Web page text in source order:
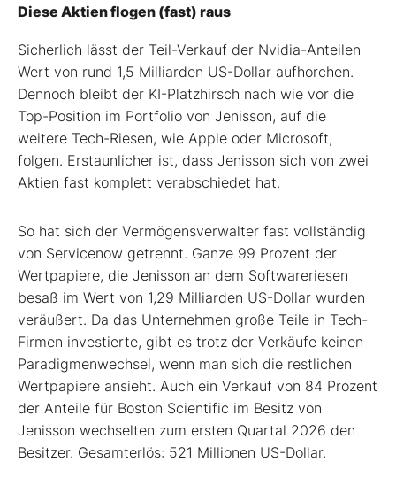
Diese Aktien flogen (fast) raus
Sicherlich lässt der Teil-Verkauf der Nvidia-Anteilen
Wert von rund 1,5 Milliarden US-Dollar aufhorchen.
Dennoch bleibt der KI-Platzhirsch nach wie vor die
Top-Position im Portfolio von Jenisson, auf die
weitere Tech-Riesen, wie Apple oder Microsoft,
folgen. Erstaunlicher ist, dass Jenisson sich von zwei
Aktien fast komplett verabschiedet hat.
So hat sich der Vermögensverwalter fast vollständig
von Servicenow getrennt. Ganze 99 Prozent der
Wertpapiere, die Jenisson an dem Softwareriesen
besaß im Wert von 1,29 Milliarden US-Dollar wurden
veräußert. Da das Unternehmen große Teile in Tech-
Firmen investierte, gibt es trotz der Verkäufe keinen
Paradigmenwechsel, wenn man sich die restlichen
Wertpapiere ansieht. Auch ein Verkauf von 84 Prozent
der Anteile für Boston Scientific im Besitz von
Jenisson wechselten zum ersten Quartal 2026 den
Besitzer. Gesamterlös: 521 Millionen US-Dollar.